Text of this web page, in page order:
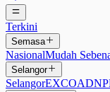
Terkini
Semasa
NasionalMudah
Selangor
SelangorEXCOADN